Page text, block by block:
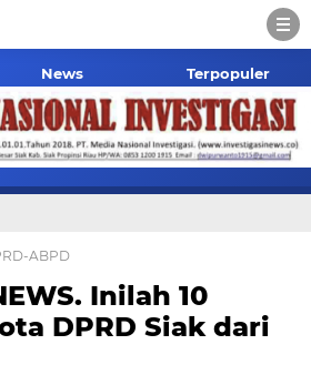
News Terpopuler
ABPD
Inilah 10
DPRD Siak dari